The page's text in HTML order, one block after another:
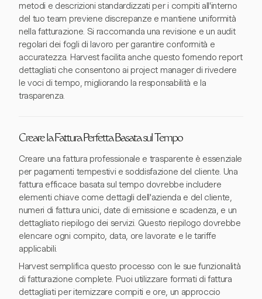
metodi e descrizioni standardizzati per i compiti all'interno
del tuo team previene discrepanze e mantiene uniformità
nella fatturazione. Si raccomanda una revisione e un audit
regolari dei fogli di lavoro per garantire conformità e
accuratezza. Harvest facilita anche questo fornendo report
dettagliati che consentono ai project manager di rivedere
le voci di tempo, migliorando la responsabilità e la
trasparenza.
Creare la Fattura Perfetta Basata sul Tempo
Creare una fattura professionale e trasparente è essenziale
per pagamenti tempestivi e soddisfazione del cliente. Una
fattura efficace basata sul tempo dovrebbe includere
elementi chiave come dettagli dell'azienda e del cliente,
numeri di fattura unici, date di emissione e scadenza, e un
dettagliato riepilogo dei servizi. Questo riepilogo dovrebbe
elencare ogni compito, data, ore lavorate e le tariffe
applicabili.
Harvest semplifica questo processo con le sue funzionalità
di fatturazione complete. Puoi utilizzare formati di fattura
dettagliati per itemizzare compiti e ore, un approccio